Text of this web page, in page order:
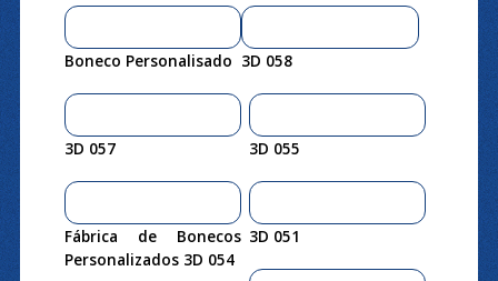
Boneco Personalisado 3D 058
3D 057 3D 055
Fábrica de Bonecos
Personalizados 3D 054
3D 051